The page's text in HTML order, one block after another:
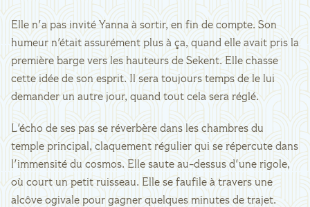
Elle n'a pas invité Yanna à sortir, en fin de compte. Son
humeur n'était assurément plus à ça, quand elle avait pris la
première barge vers les hauteurs de Sekent. Elle chasse
cette idée de son esprit. Il sera toujours temps de le lui
demander un autre jour, quand tout cela sera réglé.
L'écho de ses pas se réverbère dans les chambres du
temple principal, claquement régulier qui se répercute dans
l'immensité du cosmos. Elle saute au-dessus d'une rigole,
où court un petit ruisseau. Elle se faufile à travers une
alcôve ogivale pour gagner quelques minutes de trajet.